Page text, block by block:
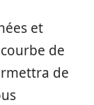
et
de
de